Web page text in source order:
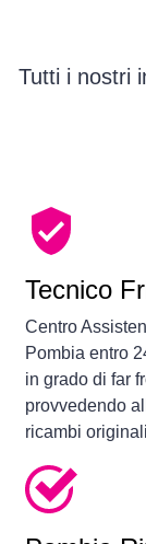
Tutti i nostri
Tecnico
Centro
Pombia entro
in grado di far
provvedendo
ricambi